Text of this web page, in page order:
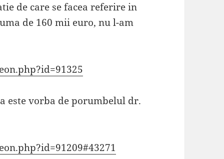
de care se facea referire in
de 160 mii euro, nu l-am
este vorba de porumbelul dr.